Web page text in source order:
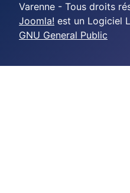
Varenne - Tous droits
Joomla! est un Logiciel
GNU General Public